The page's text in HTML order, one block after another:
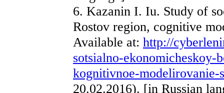
6. Kazanin I. Iu. Study of
Rostov region, cognitive
Available at: http://
sotsialno-ekonomicheskoy-
kognitivnoe-
20.02.2016). [in Russian